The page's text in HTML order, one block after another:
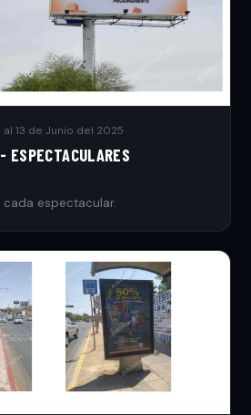
13 de Junio del 2025
ESPECTACULARES
espectacular.